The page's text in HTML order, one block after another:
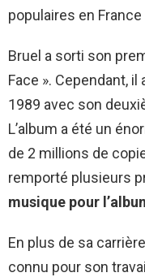
populaires en
Bruel a sorti son
Face ». Cependant,
1989 avec son
L’album a été un
de 2 millions de
remporté plusieurs
musique pour
En plus de sa
connu pour son